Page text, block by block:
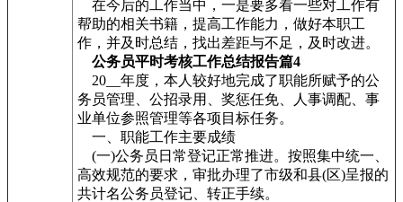
在今后的工作当中，一是要多看一些对工作有
帮助的相关书籍，提高工作能力，做好本职工
作，并及时总结，找出差距与不足，及时改进。
公务员平时考核工作总结报告篇4
20__年度，本人较好地完成了职能所赋予的公
务员管理、公招录用、奖惩任免、人事调配、事
业单位参照管理等各项目标任务。
一、职能工作主要成绩
(一)公务员日常登记正常推进。按照集中统一、
高效规范的要求，审批办理了市级和县(区)呈报的
共计名公务员登记、转正手续。